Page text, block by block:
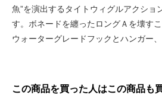
魚”を演出するタイトウィグルアクショ
す。ボネードを纏ったロングＡを壊す
ウォーターグレードフックとハンガー
この商品を買った人はこの商品も